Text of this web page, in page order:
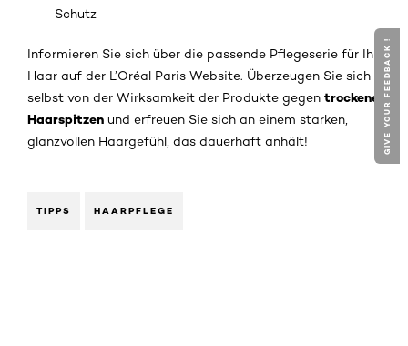
Schutz
Informieren Sie sich über die passende Pflegeserie für Ihr
Haar auf der L’Oréal Paris Website. Überzeugen Sie sich
selbst von der Wirksamkeit der Produkte gegen trockene
Haarspitzen und erfreuen Sie sich an einem starken,
glanzvollen Haargefühl, das dauerhaft anhält!
TIPPS HAARPFLEGE
GIVE YOUR FEEDBACK !